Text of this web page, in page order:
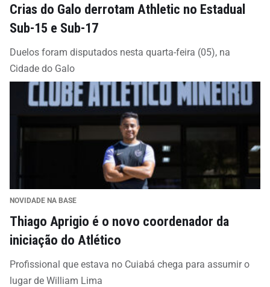
Crias do Galo derrotam Athletic no Estadual
Sub-15 e Sub-17
Duelos foram disputados nesta quarta-feira (05), na
Cidade do Galo
NOVIDADE NA BASE
Thiago Aprigio é o novo coordenador da
iniciação do Atlético
Profissional que estava no Cuiabá chega para assumir o
lugar de William Lima